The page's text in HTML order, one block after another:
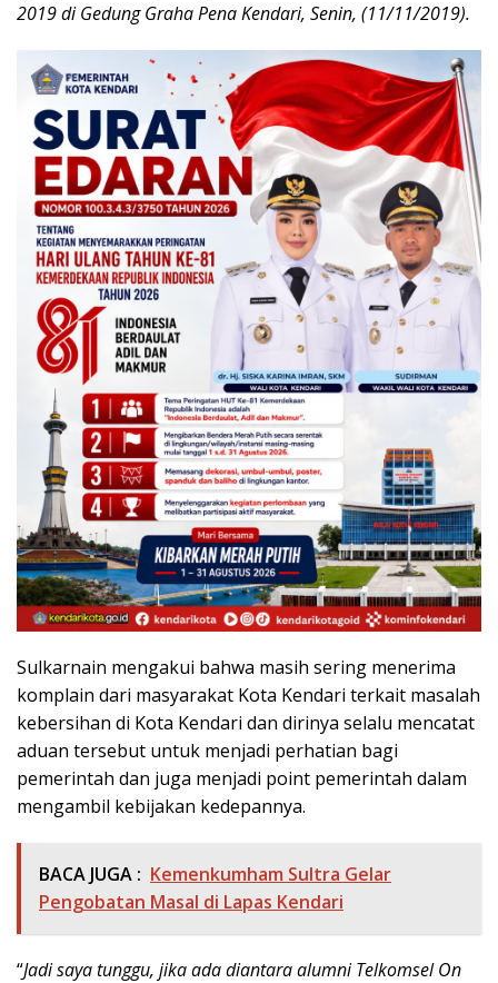
2019 di Gedung Graha Pena Kendari, Senin, (11/11/2019).
Sulkarnain mengakui bahwa masih sering menerima
komplain dari masyarakat Kota Kendari terkait masalah
kebersihan di Kota Kendari dan dirinya selalu mencatat
aduan tersebut untuk menjadi perhatian bagi
pemerintah dan juga menjadi point pemerintah dalam
mengambil kebijakan kedepannya.
BACA JUGA : Kemenkumham Sultra Gelar
Pengobatan Masal di Lapas Kendari
“Jadi saya tunggu, jika ada diantara alumni Telkomsel On